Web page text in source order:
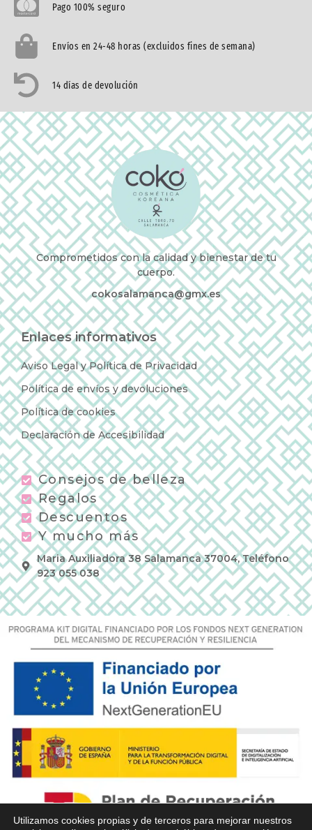
Pago 100% seguro
Envíos en 24-48 horas (excluidos fines de semana)
14 días de devolución
Comprometidos con la calidad y bienestar de tu
cuerpo.
cokosalamanca@gmx.es
Enlaces informativos
Aviso Legal y Política de Privacidad
Política de envíos y devoluciones
Política de cookies
Declaración de Accesibilidad
Consejos de belleza
Regalos
Descuentos
Y mucho más
Maria Auxiliadora 38 Salamanca 37004, Teléfono
923 055 038
Utilizamos cookies propias y de terceros para mejorar nuestros